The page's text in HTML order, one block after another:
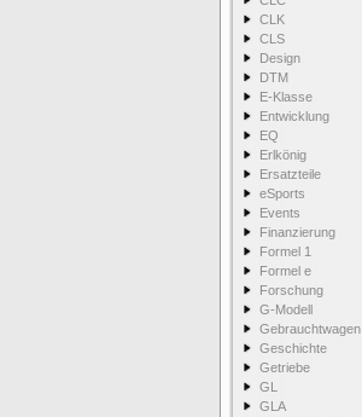
CLK
CLS
Design
DTM
E-Klasse
Entwicklung
EQ
Erlkönig
Ersatzteile
eSports
Events
Finanzierung
Formel 1
Formel e
Forschung
G-Modell
Gebrauchtwagen
Geschichte
Getriebe
GL
GLA